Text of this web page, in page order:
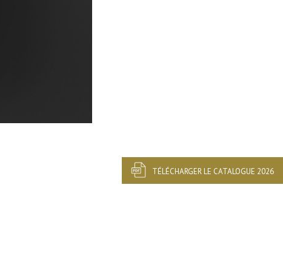
TÉLÉCHARGER LE CATALOGUE 2026